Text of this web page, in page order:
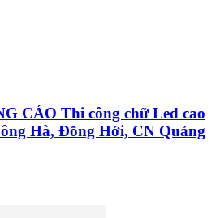
CÁO Thi công chữ Led cao
Hà, Đồng Hới, CN Quảng